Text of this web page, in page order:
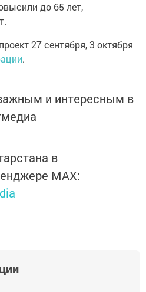
до 65 лет,
27 сентября, 3 октября
.
и интересным в
в
MАХ: